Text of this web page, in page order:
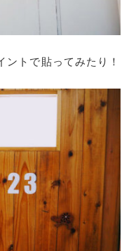
ントで貼ってみたり！